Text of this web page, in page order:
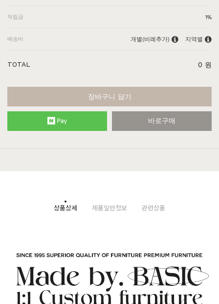
적립금 1%
배송비 개별(비례추가) 지역별
TOTAL 0 원
장바구니 담기
바로구매
상품상세 제품일반정보 관련상품